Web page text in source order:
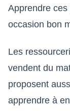
Apprendre
occasion bon
Les
vendent du
proposent
apprendre à